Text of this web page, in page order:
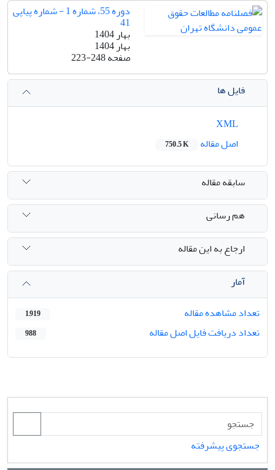
دوره 55، شماره 1 - شماره پیاپی
41
بهار 1404
بهار 1404
صفحه223-248
فایل ها
اصل مقاله
750.5 K
سابقه مقاله
هم رسانی
ارجاع به این مقاله
آمار
تعداد مشاهده مقاله
1,919
تعداد دریافت فایل اصل مقاله 988
جستجوی پیشرفته